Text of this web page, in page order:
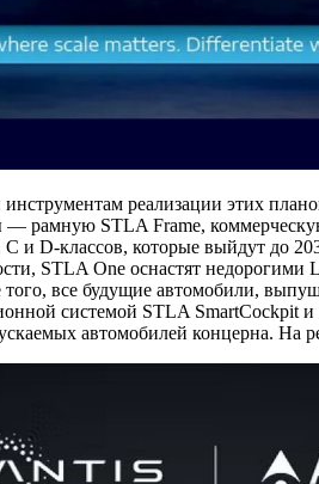
реализации этих
рамную STLA Frame,
и D-классов, которые выйдут до
STLA One оснастят недорогими
все будущие автомобили,
системой STLA SmartCockpit
автомобилей концерна. На